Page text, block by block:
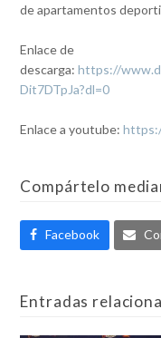
de apartamentos
Enlace de
descarga:https://
Dit7DTpJa?dl=0
Enlace a youtube:
Compártelo
Facebook
Entradas